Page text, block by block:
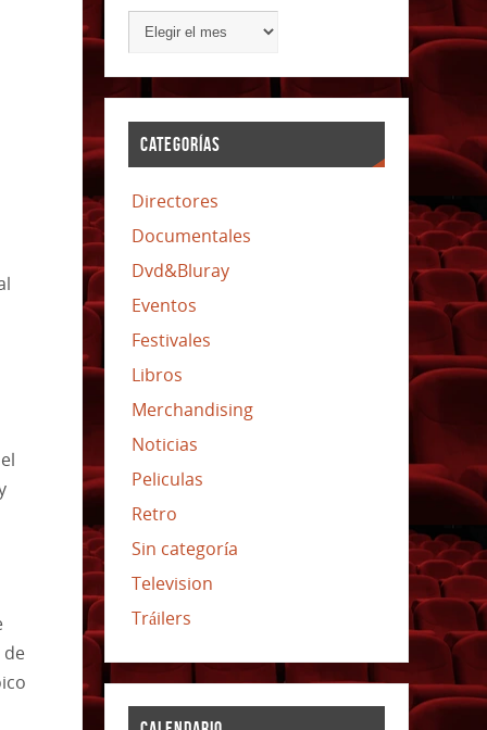
CATEGORÍAS
Directores
Documentales
Dvd&Bluray
Eventos
Festivales
Libros
Merchandising
Noticias
Peliculas
Retro
Sin categoría
Television
Tráilers